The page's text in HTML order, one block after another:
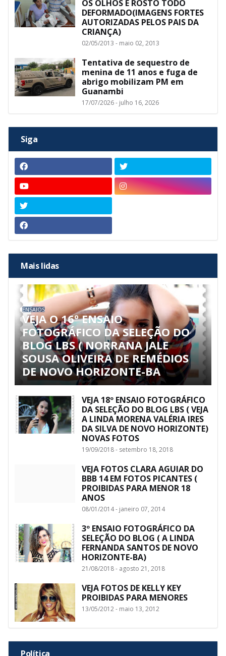
OS OLHOS E ROSTO TODO
DEFORMADO(IMAGENS FORTES
AUTORIZADAS PELOS PAIS DA
CRIANÇA)
02/05/2013 - maio 02, 2013
Tentativa de sequestro de
menina de 11 anos e fuga de
abrigo mobilizam PM em
Guanambi
17/07/2026 - julho 16, 2026
Siga
Mais lidas
ENSAIOS
VEJA O 16º ENSAIO
FOTOGRÁFICO DA SELEÇÃO DO
BLOG LBS ( NORRANA JALE
SOUSA OLIVEIRA DE REMÉDIOS
DE NOVO HORIZONTE-BA
VEJA 18º ENSAIO FOTOGRÁFICO
DA SELEÇÃO DO BLOG LBS ( VEJA
A LINDA MORENA VALÉRIA IRES
DA SILVA DE NOVO HORIZONTE)
NOVAS FOTOS
19/09/2018 - setembro 18, 2018
VEJA FOTOS CLARA AGUIAR DO
BBB 14 EM FOTOS PICANTES (
PROIBIDAS PARA MENOR 18
ANOS
08/01/2014 - janeiro 07, 2014
3º ENSAIO FOTOGRÁFICO DA
SELEÇÃO DO BLOG ( A LINDA
FERNANDA SANTOS DE NOVO
HORIZONTE-BA)
21/08/2018 - agosto 21, 2018
VEJA FOTOS DE KELLY KEY
PROIBIDAS PARA MENORES
13/05/2012 - maio 13, 2012
Política